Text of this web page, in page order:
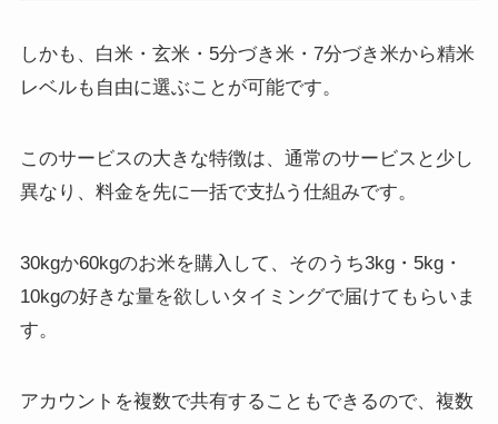
しかも、白米・玄米・5分づき米・7分づき米から精米
レベルも自由に選ぶことが可能です。
このサービスの大きな特徴は、通常のサービスと少し
異なり、料金を先に一括で支払う仕組みです。
30kgか60kgのお米を購入して、そのうち3kg・5kg・
10kgの好きな量を欲しいタイミングで届けてもらいま
す。
アカウントを複数で共有することもできるので、複数